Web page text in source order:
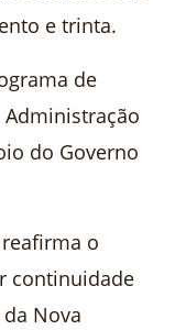
e trinta.
de
do Governo
o
continuidade
Nova